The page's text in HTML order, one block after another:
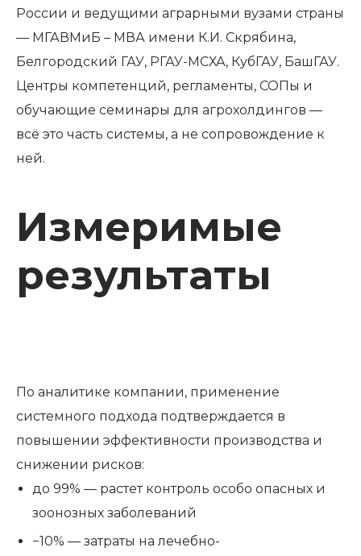
России и ведущими аграрными вузами страны
— МГАВМиБ – МВА имени К.И. Скрябина,
Белгородский ГАУ, РГАУ-МСХА, КубГАУ, БашГАУ.
Центры компетенций, регламенты, СОПы и
обучающие семинары для агрохолдингов —
всё это часть системы, а не сопровождение к
ней.
Измеримые
результаты
По аналитике компании, применение
системного подхода подтверждается в
повышении эффективности производства и
снижении рисков:
до 99% — растет контроль особо опасных и
зоонозных заболеваний
−10% — затраты на лечебно-